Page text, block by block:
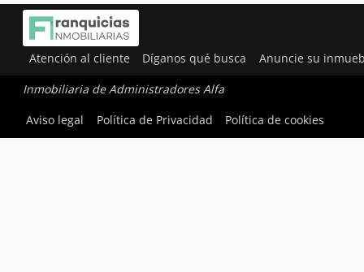
Atención al cliente Díganos qué busca Anuncie su
Inmobiliaria de Administradores Alfa
Aviso legal
Política de Privacidad Política de cookies